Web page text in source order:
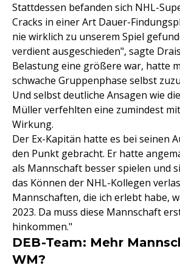
Stattdessen befanden sich NHL-
Cracks in einer Art Dauer-
nie wirklich zu unserem Spiel
verdient ausgeschieden", sagte
Belastung eine größere war, hatte
schwache Gruppenphase selbst
Und selbst deutliche Ansagen wie
Müller verfehlten eine zumindest
Wirkung.
Der Ex-Kapitän hatte es bei seinen
den Punkt gebracht. Er hatte
als Mannschaft besser spielen und
das Können der NHL-Kollegen
Mannschaften, die ich erlebt habe,
2023. Da muss diese Mannschaft
hinkommen."
DEB-Team: Mehr
WM?